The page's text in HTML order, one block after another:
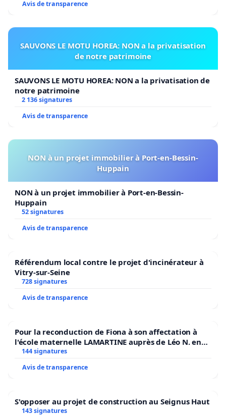
Avis de transparence
SAUVONS LE MOTU HOREA: NON a la privatisation
de notre patrimoine
SAUVONS LE MOTU HOREA: NON a la privatisation de
notre patrimoine
2 136 signatures
Avis de transparence
NON à un projet immobilier à Port-en-Bessin-
Huppain
NON à un projet immobilier à Port-en-Bessin-
Huppain
52 signatures
Avis de transparence
Référendum local contre le projet d'incinérateur à
Vitry-sur-Seine
728 signatures
Avis de transparence
Pour la reconduction de Fiona à son affectation à
l'école maternelle LAMARTINE auprès de Léo N. en
2026/2027
144 signatures
Avis de transparence
S'opposer au projet de construction au Seignus Haut
143 signatures